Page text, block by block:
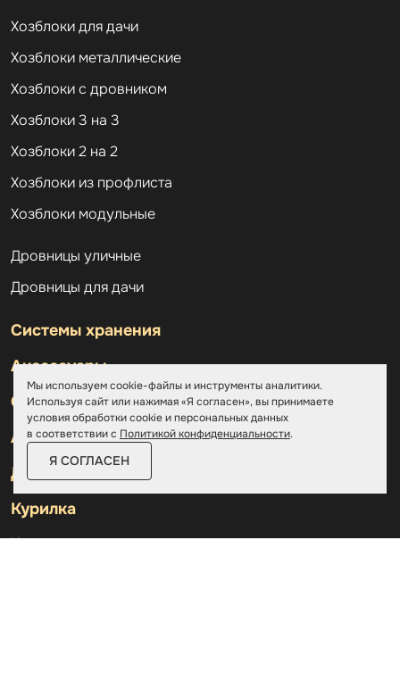
Хозблоки для дачи
Хозблоки металлические
Хозблоки с дровником
Хозблоки 3 на 3
Хозблоки 2 на 2
Хозблоки из профлиста
Хозблоки модульные
Дровницы уличные
Дровницы для дачи
Системы хранения
Аксессуары
Склады
Ангары
Дровницы
Курилка
Контакты
Мы используем cookie-файлы и инструменты аналитики.
Используя сайт или нажимая «Я согласен», вы принимаете
условия обработки cookie и персональных данных
в соответствии с Политикой конфиденциальности.
Я СОГЛАСЕН